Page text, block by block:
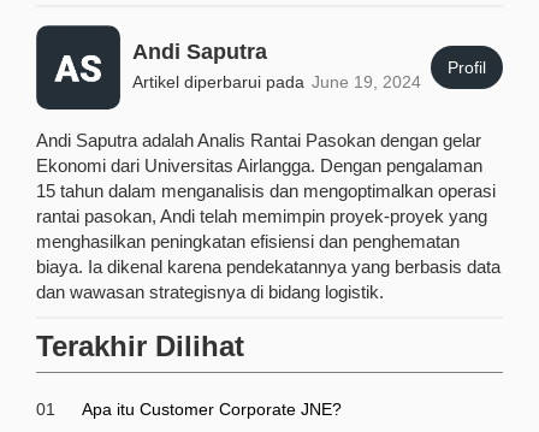
Andi Saputra
Artikel diperbarui pada June 19, 2024
Profil
Andi Saputra adalah Analis Rantai Pasokan dengan gelar
Ekonomi dari Universitas Airlangga. Dengan pengalaman
15 tahun dalam menganalisis dan mengoptimalkan operasi
rantai pasokan, Andi telah memimpin proyek-proyek yang
menghasilkan peningkatan efisiensi dan penghematan
biaya. Ia dikenal karena pendekatannya yang berbasis data
dan wawasan strategisnya di bidang logistik.
Terakhir Dilihat
01 Apa itu Customer Corporate JNE?